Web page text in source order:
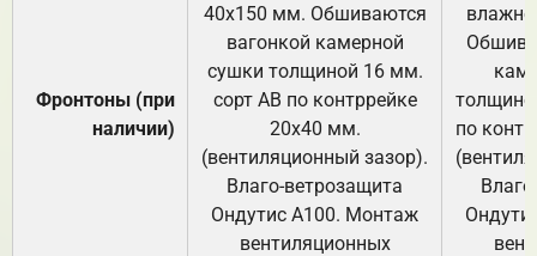
Фронтоны (при
наличии)
40х150 мм. Обшиваются
вагонкой камерной
сушки толщиной 16 мм.
сорт АВ по контррейке
20х40 мм.
(вентиляционный зазор).
Влаго-ветрозащита
Ондутис А100. Монтаж
вентиляционных
по